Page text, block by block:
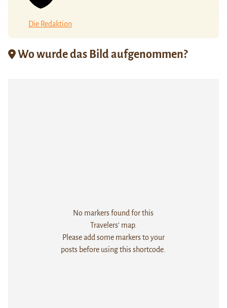
Die Redaktion
Wo wurde das Bild aufgenommen?
No markers found for this
Travelers' map.
Please add some markers to your
posts before using this shortcode.